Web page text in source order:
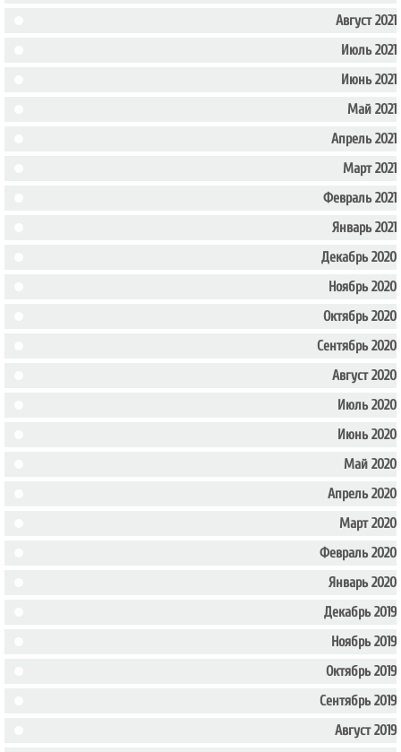
Август 2021
Июль 2021
Июнь 2021
Май 2021
Апрель 2021
Март 2021
Февраль 2021
Январь 2021
Декабрь 2020
Ноябрь 2020
Октябрь 2020
Сентябрь 2020
Август 2020
Июль 2020
Июнь 2020
Май 2020
Апрель 2020
Март 2020
Февраль 2020
Январь 2020
Декабрь 2019
Ноябрь 2019
Октябрь 2019
Сентябрь 2019
Август 2019